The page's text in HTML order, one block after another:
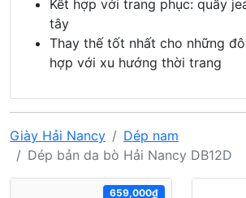
Kết hợp với trang phục: quầy
tây
Thay thế tốt nhất cho những
hợp với xu hướng thời trang
Giày Hải Nancy
Dép nam
Dép bản da bò Hải Nancy DB12D
659,000₫